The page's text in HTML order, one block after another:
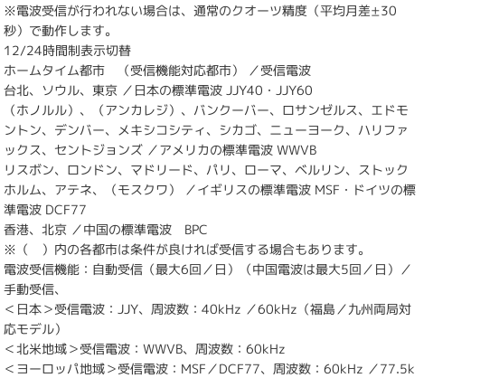
※電波受信が行われない場合は、通常のクオーツ精度（平均月差±30
秒）で動作します。
12/24時間制表示切替
ホームタイム都市 （受信機能対応都市） ／受信電波
台北、ソウル、東京 ／日本の標準電波 JJY40・JJY60
（ホノルル）、（アンカレジ）、バンクーバー、ロサンゼルス、エドモ
ントン、デンバー、メキシコシティ、シカゴ、ニューヨーク、ハリファ
ックス、セントジョンズ ／アメリカの標準電波 WWVB
リスボン、ロンドン、マドリード、パリ、ローマ、ベルリン、ストック
ホルム、アテネ、（モスクワ） ／イギリスの標準電波 MSF・ドイツの標
準電波 DCF77
香港、北京 ／中国の標準電波 BPC
※（ ）内の各都市は条件が良ければ受信する場合もあります。
電波受信機能：自動受信（最大6回／日）（中国電波は最大5回／日）／
手動受信、
＜日本＞受信電波：JJY、周波数：40kHz ／60kHz（福島／九州両局対
応モデル）
＜北米地域＞受信電波：WWVB、周波数：60kHz
＜ヨーロッパ地域＞受信電波：MSF／DCF77、周波数：60kHz ／77.5k